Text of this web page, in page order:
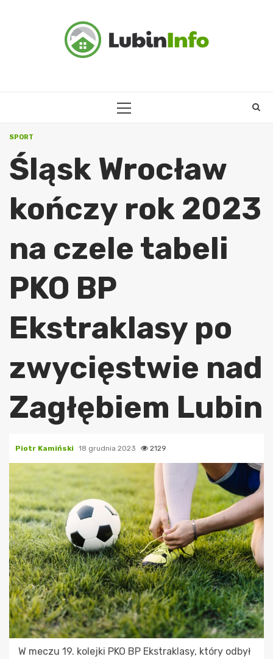
PRIMARY
SPORT
Śląsk Wrocław
kończy rok 2023
na czele tabeli
PKO BP
Ekstraklasy po
zwycięstwie nad
Zagłębiem Lubin
Piotr Kamiński 18 grudnia 2023 2129
W meczu 19. kolejki PKO BP Ekstraklasy, który odbył